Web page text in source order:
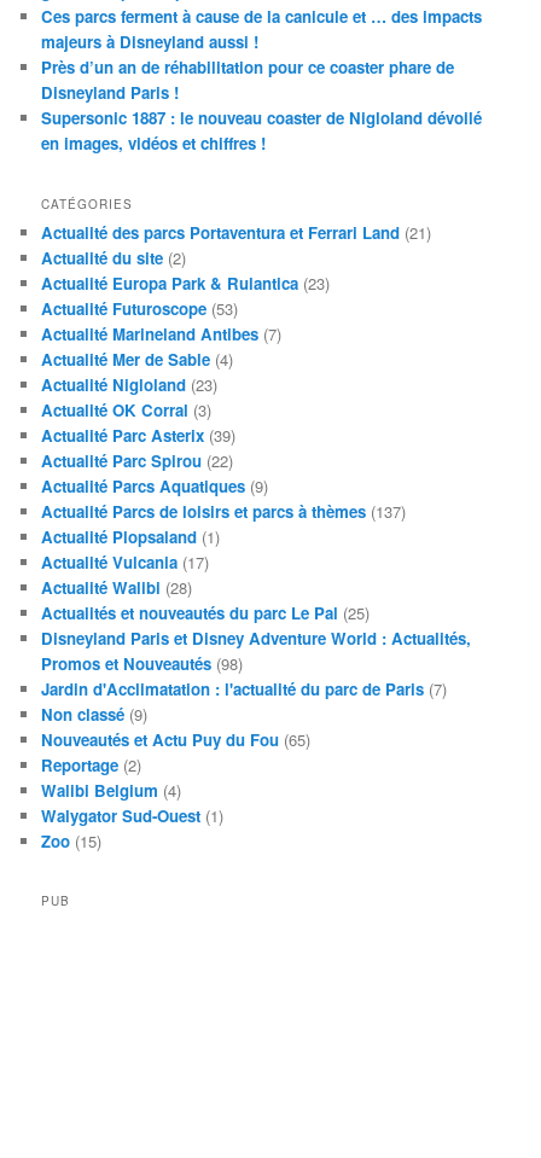
Ces parcs ferment à cause de la canicule et … des impacts
majeurs à Disneyland aussi !
Près d’un an de réhabilitation pour ce coaster phare de
Disneyland Paris !
Supersonic 1887 : le nouveau coaster de Nigloland dévoilé
en images, vidéos et chiffres !
CATÉGORIES
Actualité des parcs Portaventura et Ferrari Land (21)
Actualité du site (2)
Actualité Europa Park & Rulantica (23)
Actualité Futuroscope (53)
Actualité Marineland Antibes (7)
Actualité Mer de Sable (4)
Actualité Nigloland (23)
Actualité OK Corral (3)
Actualité Parc Asterix (39)
Actualité Parc Spirou (22)
Actualité Parcs Aquatiques (9)
Actualité Parcs de loisirs et parcs à thèmes (137)
Actualité Plopsaland (1)
Actualité Vulcania (17)
Actualité Walibi (28)
Actualités et nouveautés du parc Le Pal (25)
Disneyland Paris et Disney Adventure World : Actualités,
Promos et Nouveautés (98)
Jardin d'Acclimatation : l'actualité du parc de Paris (7)
Non classé (9)
Nouveautés et Actu Puy du Fou (65)
Reportage (2)
Walibi Belgium (4)
Walygator Sud-Ouest (1)
Zoo (15)
PUB